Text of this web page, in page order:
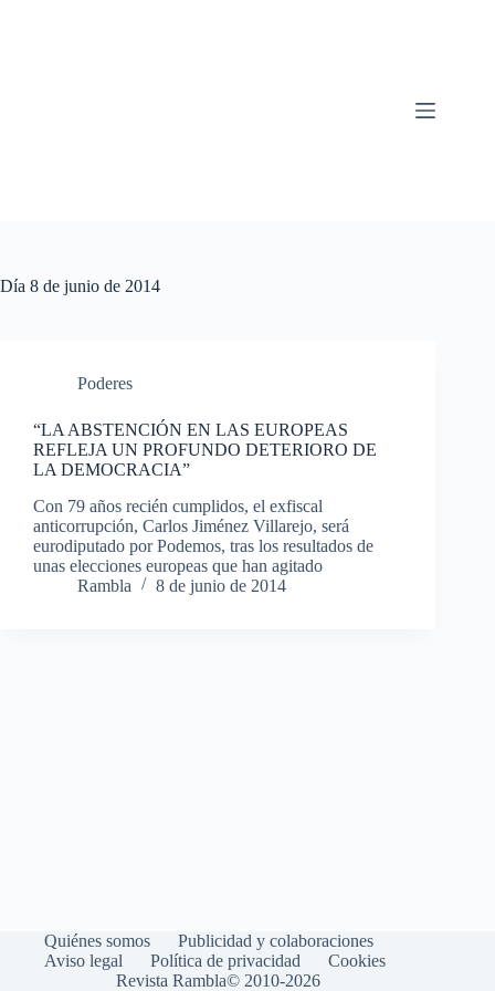
Día 8 de junio de 2014
Poderes
“LA ABSTENCIÓN EN LAS EUROPEAS
REFLEJA UN PROFUNDO DETERIORO DE
LA DEMOCRACIA”
Con 79 años recién cumplidos, el exfiscal
anticorrupción, Carlos Jiménez Villarejo, será
eurodiputado por Podemos, tras los resultados de
unas elecciones europeas que han agitado
Rambla
8 de junio de 2014
Quiénes somos
Publicidad y colaboraciones
Aviso legal
Política de privacidad
Cookies
Revista Rambla© 2010-2026